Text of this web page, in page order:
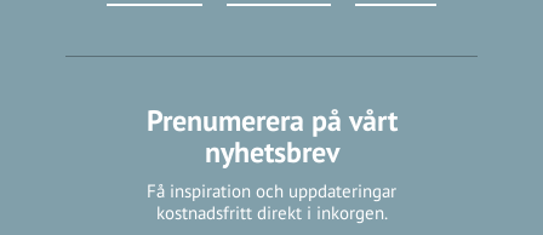
Prenumerera på vårt
nyhetsbrev
Få inspiration och uppdateringar
kostnadsfritt direkt i inkorgen.